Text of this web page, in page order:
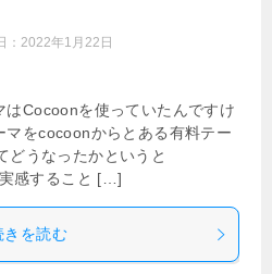
： 2022年1月22日
Cocoonを使っていたんですけ
マをcocoonからとある有料テー
どうなったかというと
感すること […]
きを読む